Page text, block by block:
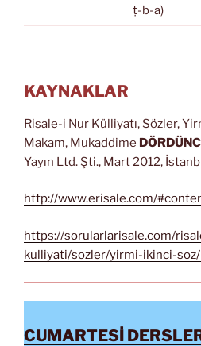
ṭ-b-a)
KAYNAKLAR
Risale-i Nur Külliyatı, Sözler,
Makam, Mukaddime
Yayın Ltd. Şti., Mart 2012,
http://www.erisale.com/
https://sorularlarisale.com/
kulliyati/sozler/yirmi-ikinci-
CUMARTESİ